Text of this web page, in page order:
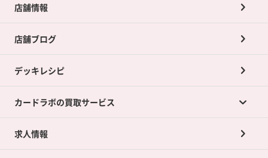
店舗情報
店舗ブログ
デッキレシピ
カードラボの買取サービス
カードラボの買取サービスTOP
求人情報